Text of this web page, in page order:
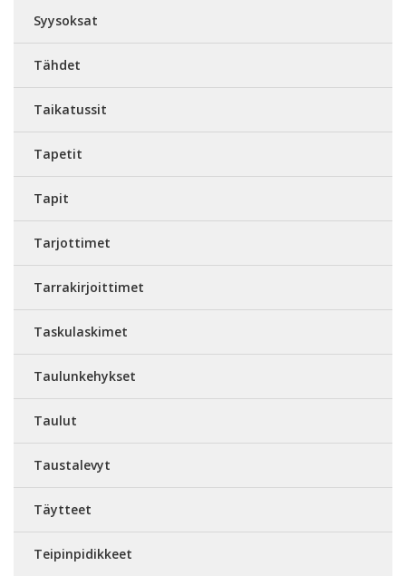
Syysoksat
Tähdet
Taikatussit
Tapetit
Tapit
Tarjottimet
Tarrakirjoittimet
Taskulaskimet
Taulunkehykset
Taulut
Taustalevyt
Täytteet
Teipinpidikkeet